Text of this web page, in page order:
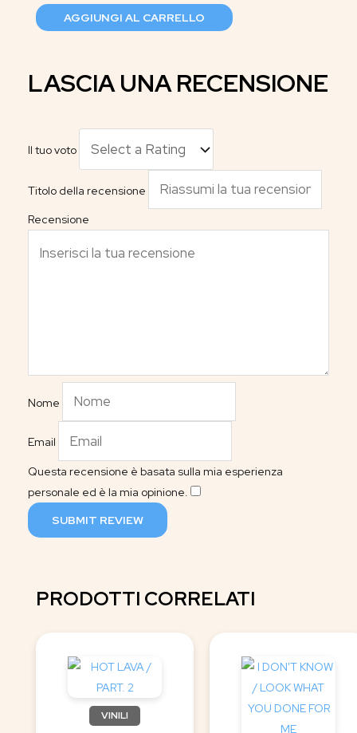
AGGIUNGI AL CARRELLO
LASCIA UNA RECENSIONE
Il tuo voto
Titolo della recensione
Recensione
Nome
Email
Questa recensione è basata sulla mia esperienza
personale ed è la mia opinione.
SUBMIT REVIEW
PRODOTTI CORRELATI
VINILI